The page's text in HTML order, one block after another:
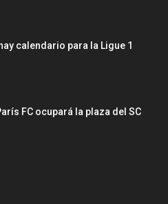
hay calendario para la Ligue 1
FC ocupará la plaza del SC